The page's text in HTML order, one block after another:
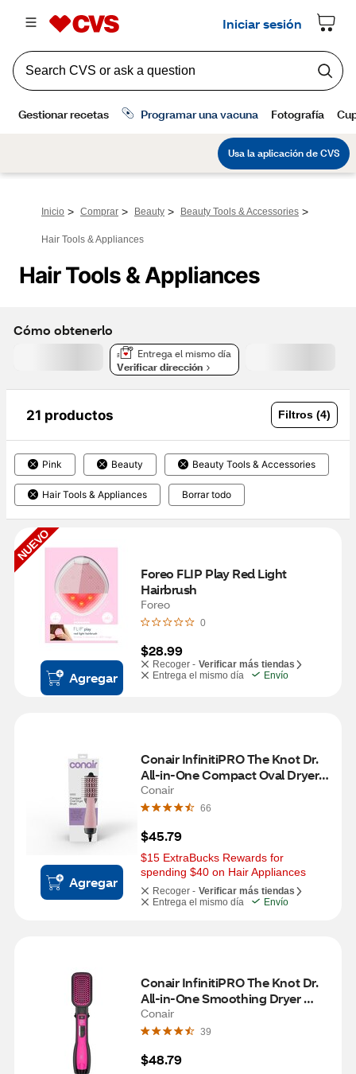
Inicio > Comprar > Beauty > Beauty Tools & Accessories >
Hair Tools & Appliances
Hair Tools & Appliances
Cómo obtenerlo
Entrega el mismo día
Verificar dirección
21 productos Filtros (4)
Pink Beauty Beauty Tools & Accessories
Hair Tools & Appliances Borrar todo
NUEVO
Agregar
Foreo FLIP Play Red Light
Hairbrush
Foreo
0
$28.99
Recoger - Verificar más tiendas
Entrega el mismo día
Envío
Agregar
Conair InfinitiPRO The Knot Dr.
All-in-One Compact Oval Dryer
Brush, Pink
Conair
66
$45.79
$15 ExtraBucks Rewards for
spending $40 on Hair Appliances
Recoger - Verificar más tiendas
Entrega el mismo día
Envío
Conair InfinitiPRO The Knot Dr.
All-in-One Smoothing Dryer
Brush
Conair
39
$48.79